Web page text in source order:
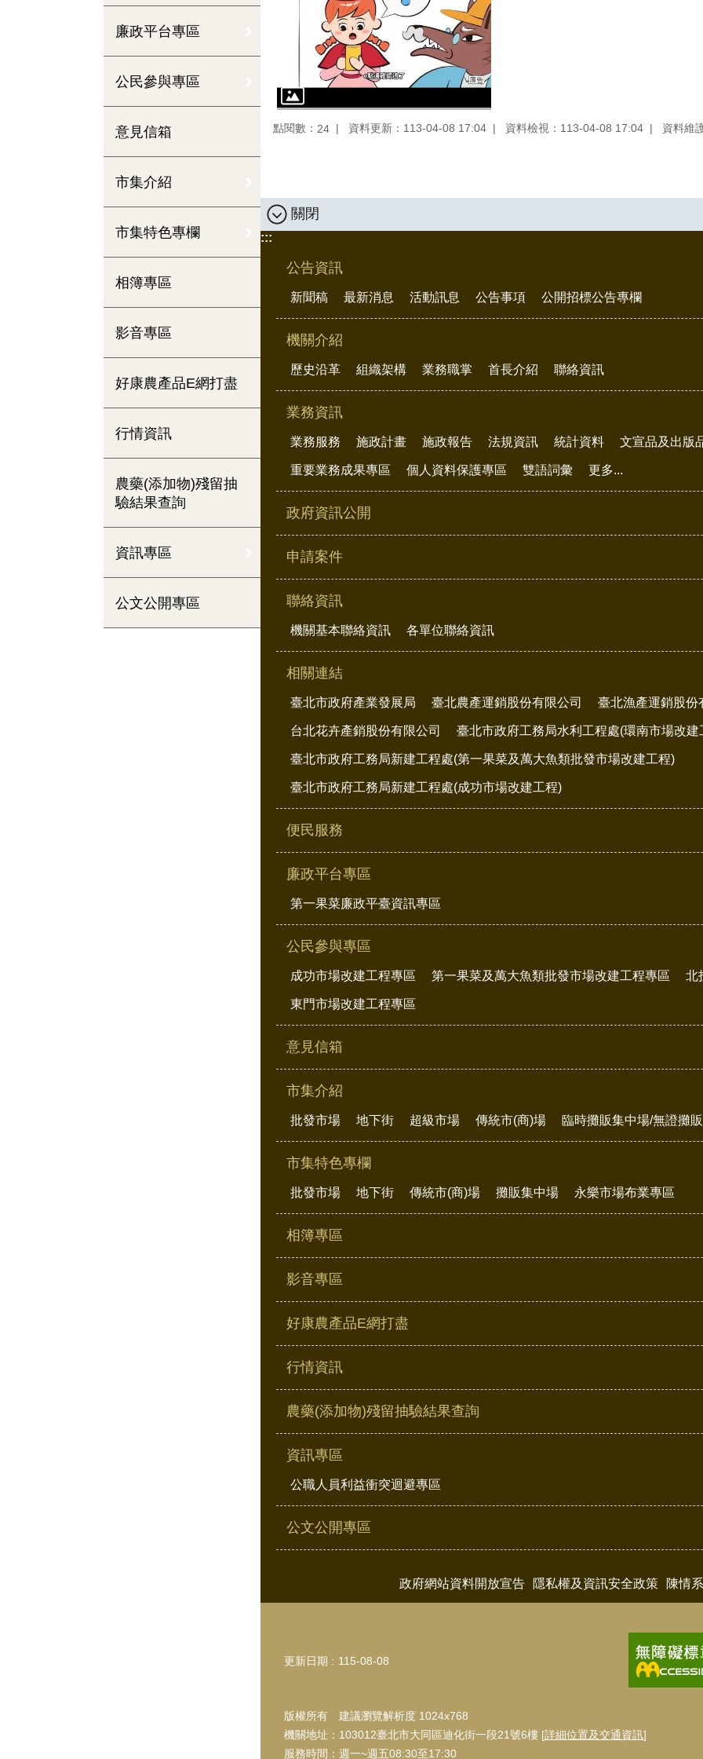
廉政平台專區
公民參與專區
意見信箱
市集介紹
市集特色專欄
相簿專區
影音專區
好康農產品E網打盡
行情資訊
農藥(添加物)殘留抽
驗結果查詢
資訊專區
公文公開專區
點閱數： 24 資料更新：113-04-08 17:04 資料檢視：113-04-08 17:04 資料維
關閉
:::
公告資訊
新聞稿 最新消息 活動訊息 公告事項 公開招標公告專欄
機關介紹
歷史沿革 組織架構 業務職掌 首長介紹 聯絡資訊
業務資訊
業務服務 施政計畫 施政報告 法規資訊 統計資料 文宣品及出版
重要業務成果專區 個人資料保護專區 雙語詞彙 更多...
政府資訊公開
申請案件
聯絡資訊
機關基本聯絡資訊 各單位聯絡資訊
相關連結
臺北市政府產業發展局 臺北農產運銷股份有限公司 臺北漁產運銷股份
台北花卉產銷股份有限公司 臺北市政府工務局水利工程處(環南市場改建
臺北市政府工務局新建工程處(第一果菜及萬大魚類批發市場改建工程)
臺北市政府工務局新建工程處(成功市場改建工程)
便民服務
廉政平台專區
第一果菜廉政平臺資訊專區
公民參與專區
成功市場改建工程專區 第一果菜及萬大魚類批發市場改建工程專區 北
東門市場改建工程專區
意見信箱
市集介紹
批發市場 地下街 超級市場 傳統市(商)場 臨時攤販集中場/無證攤
市集特色專欄
批發市場 地下街 傳統市(商)場 攤販集中場 永樂市場布業專區
相簿專區
影音專區
好康農產品E網打盡
行情資訊
農藥(添加物)殘留抽驗結果查詢
資訊專區
公職人員利益衝突迴避專區
公文公開專區
政府網站資料開放宣告 隱私權及資訊安全政策 陳情
更新日期 115-08-08
版權所有 建議瀏覽解析度 1024x768
機關地址：103012臺北市大同區迪化街一段21號6樓 [詳細位置及交通資訊]
服務時間：週一~週五08:30至17:30